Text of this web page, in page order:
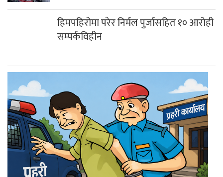
हिमपहिरोमा परेर निर्मल पुर्जासहित १० आरोही
सम्पर्कविहीन